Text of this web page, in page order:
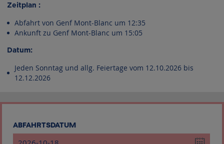
Zeitplan :
Abfahrt von Genf Mont-Blanc um 12:35
Ankunft zu Genf Mont-Blanc um 15:05
Datum:
Jeden Sonntag und allg. Feiertage vom 12.10.2026 bis
12.12.2026
ABFAHRTSDATUM